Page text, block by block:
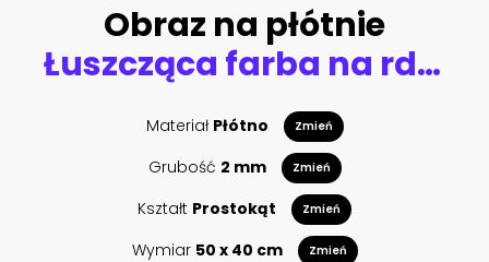
Obraz na płótnie
Łuszcząca farba na rdzawej blasze
Materiał Płótno Zmień
Grubość 2 mm Zmień
Kształt Prostokąt Zmień
Wymiar 50 x 40 cm Zmień